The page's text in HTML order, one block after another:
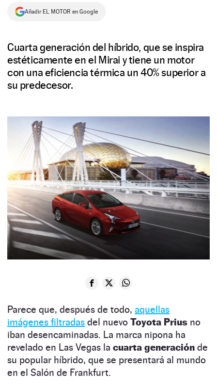
NEWSLETTER
SÍGUENOS
Añadir EL MOTOR en Google
Cuarta generación del híbrido, que se inspira
estéticamente en el Mirai y tiene un motor
con una eficiencia térmica un 40% superior a
su predecesor.
Parece que, después de todo, aquellas
imágenes filtradas del nuevo Toyota Prius no
iban desencaminadas. La marca nipona ha
revelado en Las Vegas la cuarta generación de
su popular híbrido, que se presentará al mundo
en el Salón de Frankfurt.